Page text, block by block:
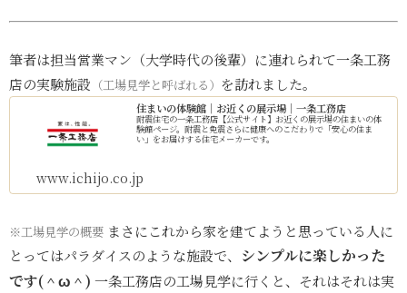
筆者は担当営業マン（大学時代の後輩）に連れられて一条工務
店の実験施設 （工場見学と呼ばれる） を訪れました。
住まいの体験館｜お近くの展示場｜一条工務店
耐震住宅の一条工務店【公式サイト】お近くの展示場の住まいの体
験館ページ。耐震と免震さらに健康へのこだわりで「安心の住ま
い」をお届けする住宅メーカーです。
www.ichijo.co.jp
※工場見学の概要 まさにこれから家を建てようと思っている人に
とってはパラダイスのような施設で、 シンプルに楽しかった
です(＾ω＾) 一条工務店の工場見学に行くと、それはそれは実